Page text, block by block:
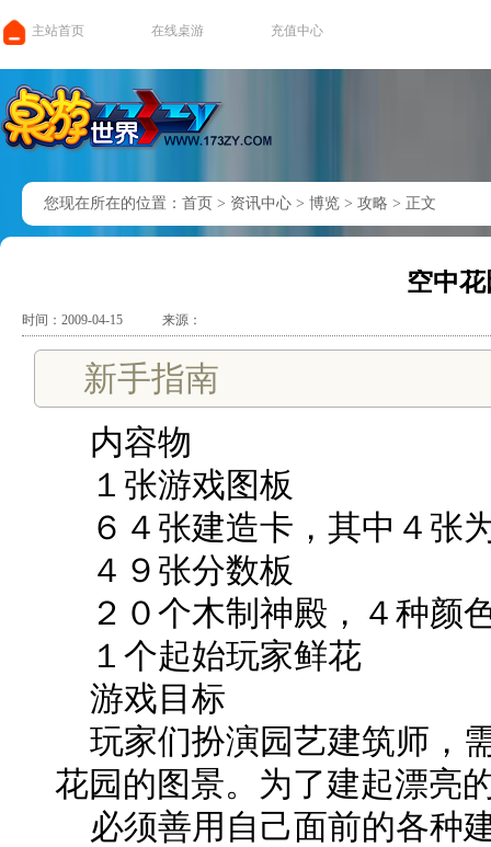
主站首页 在线桌游 充值中心
您现在所在的位置： 首页 > 资讯中心 > 博览 > 攻略 > 正文
空中
时间：2009-04-15 来源：
新手指南
内容物
１张游戏图板
６４张建造卡，其中４张
４９张分数板
２０个木制神殿，４种颜
１个起始玩家鲜花
游戏目标
玩家们扮演园艺建筑师，
花园的图景。为了建起漂亮
必须善用自己面前的各种